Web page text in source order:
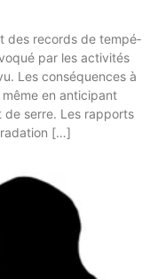
des records de tem­pé­
par les acti­vi­tés
Les consé­quences à
en anti­ci­pant
de serre. Les rap­ports
[…]